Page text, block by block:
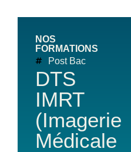
NOS
FORMATIONS
Post Bac
DTS
IMRT
(Imagerie
Médicale